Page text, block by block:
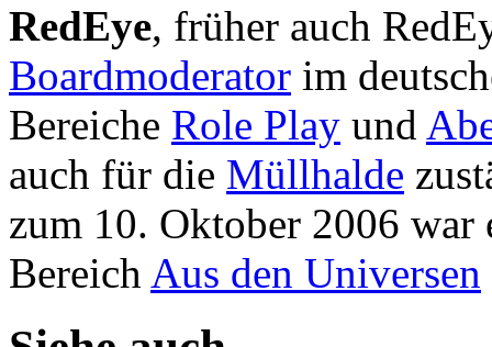
RedEye, früher auch
Boardmoderator im
Bereiche Role Play und
auch für die Müllhalde
zum 10. Oktober 2006 war
Bereich Aus den Universen